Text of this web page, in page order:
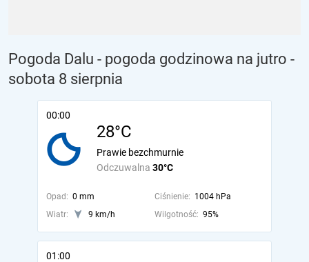
Pogoda Dalu - pogoda godzinowa na jutro -
sobota 8 sierpnia
00:00
28°C
Odczuwalna 30°C
Prawie bezchmurnie
Opad: 0 mm Ciśnienie: 1004 hPa
Wiatr:
9 km/h Wilgotność: 95%
01:00